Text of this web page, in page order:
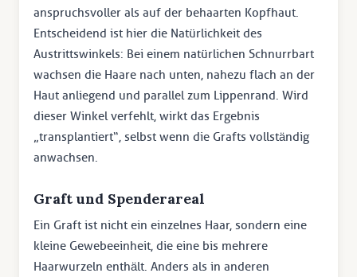
anspruchsvoller als auf der behaarten Kopfhaut.
Entscheidend ist hier die Natürlichkeit des
Austrittswinkels: Bei einem natürlichen Schnurrbart
wachsen die Haare nach unten, nahezu flach an der
Haut anliegend und parallel zum Lippenrand. Wird
dieser Winkel verfehlt, wirkt das Ergebnis
„transplantiert“, selbst wenn die Grafts vollständig
anwachsen.
Graft und Spenderareal
Ein Graft ist nicht ein einzelnes Haar, sondern eine
kleine Gewebeeinheit, die eine bis mehrere
Haarwurzeln enthält. Anders als in anderen